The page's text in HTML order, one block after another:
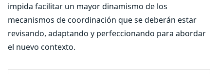
impida facilitar un mayor dinamismo de los
mecanismos de coordinación que se deberán estar
revisando, adaptando y perfeccionando para abordar
el nuevo contexto.